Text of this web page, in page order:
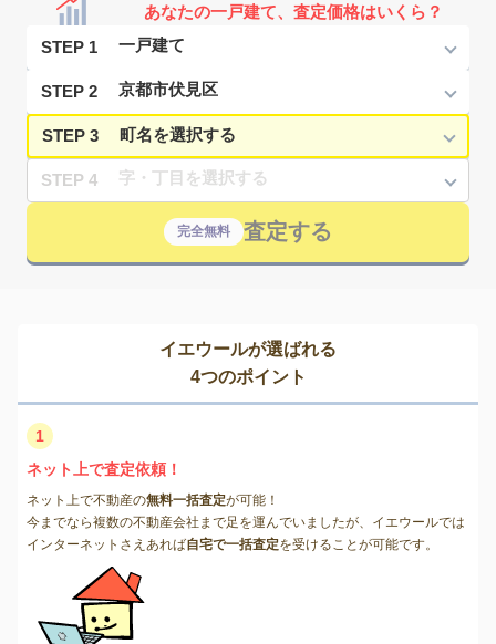
あなたの一戸建て、査定価格はいくら？
STEP 1
STEP 2
STEP 3
STEP 4
完全無料 査定する
イエウールが選ばれる
4つのポイント
1
ネット上で査定依頼！
ネット上で不動産の無料一括査定が可能！
今までなら複数の不動産会社まで足を運んでいましたが、イエウールでは
インターネットさえあれば自宅で一括査定を受けることが可能です。